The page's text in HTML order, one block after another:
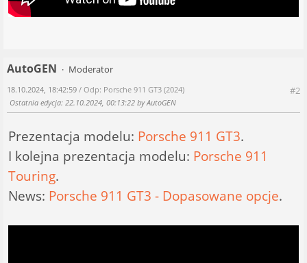
AutoGEN
Moderator
#2
18.10.2024, 18:42:59 / Odp: Porsche 911 GT3 (2024)
Ostatnia edycja: 22.10.2024, 00:13:22 by AutoGEN
Prezentacja modelu: Porsche 911 GT3.
I kolejna prezentacja modelu: Porsche 911
Touring.
News: Porsche 911 GT3 - Dopasowane opcje.